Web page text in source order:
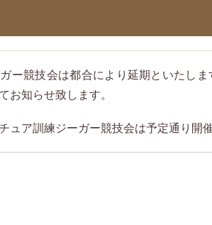
ー競技会は都合により延期といたし
お知らせ致します。
ュア訓練ジーガー競技会は予定通り開